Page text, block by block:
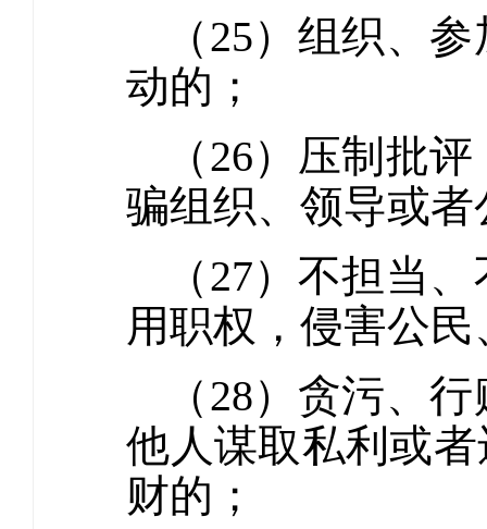
（25）组织、
动的；
（26）压制批
骗组织、领导或
（27）不担当
用职权，侵害公
（28）贪污、
他人谋取私利或
财的；